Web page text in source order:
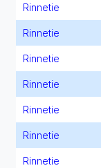
Rinnetie
Rinnetie
Rinnetie
Rinnetie
Rinnetie
Rinnetie
Rinnetie